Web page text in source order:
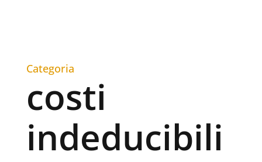
Categoria
costi
indeducibili